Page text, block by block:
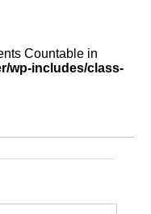
Countable in
wp-includes/class-